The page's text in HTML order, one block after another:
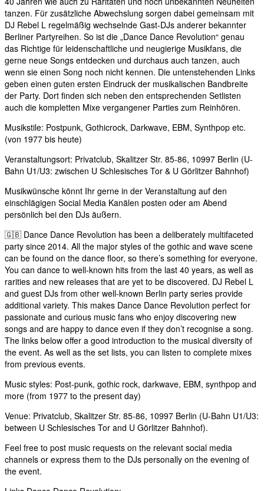
tanzen. Für zusätzliche Abwechslung sorgen dabei gemeinsam mit
DJ Rebel L regelmäßig wechselnde Gast-DJs anderer bekannter
Berliner Partyreihen. So ist die „Dance Dance Revolution“ genau
das Richtige für leidenschaftliche und neugierige Musikfans, die
gerne neue Songs entdecken und durchaus auch tanzen, auch
wenn sie einen Song noch nicht kennen. Die untenstehenden Links
geben einen guten ersten Eindruck der musikalischen Bandbreite
der Party. Dort finden sich neben den entsprechenden Setlisten
auch die kompletten Mixe vergangener Parties zum Reinhören.
Musikstile: Postpunk, Gothicrock, Darkwave, EBM, Synthpop etc.
(von 1977 bis heute)
Veranstaltungsort: Privatclub, Skalitzer Str. 85-86, 10997 Berlin (U-
Bahn U1/U3: zwischen U Schlesisches Tor & U Görlitzer Bahnhof)
Musikwünsche könnt Ihr gerne in der Veranstaltung auf den
einschlägigen Social Media Kanälen posten oder am Abend
persönlich bei den DJs äußern.
🇬🇧 Dance Dance Revolution has been a deliberately multifaceted
party since 2014. All the major styles of the gothic and wave scene
can be found on the dance floor, so there’s something for everyone.
You can dance to well-known hits from the last 40 years, as well as
rarities and new releases that are yet to be discovered. DJ Rebel L
and guest DJs from other well-known Berlin party series provide
additional variety. This makes Dance Dance Revolution perfect for
passionate and curious music fans who enjoy discovering new
songs and are happy to dance even if they don’t recognise a song.
The links below offer a good introduction to the musical diversity of
the event. As well as the set lists, you can listen to complete mixes
from previous events.
Music styles: Post-punk, gothic rock, darkwave, EBM, synthpop and
more (from 1977 to the present day)
Venue: Privatclub, Skalitzer Str. 85-86, 10997 Berlin (U-Bahn U1/U3:
between U Schlesisches Tor and U Görlitzer Bahnhof).
Feel free to post music requests on the relevant social media
channels or express them to the DJs personally on the evening of
the event.